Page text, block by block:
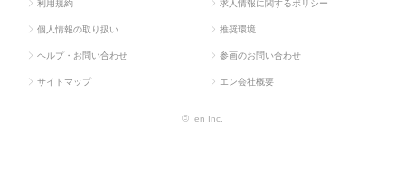
利用規約 求人情報に関するポリシー
個人情報の取り扱い 推奨環境
ヘルプ・お問い合わせ 参画のお問い合わせ
サイトマップ エン会社概要
© en Inc.